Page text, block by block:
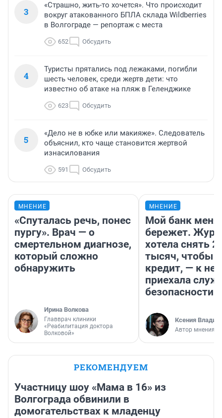
3
«Страшно, жить-то хочется». Что происходит
вокруг атакованного БПЛА склада Wildberries
в Волгограде — репортаж с места
652 Обсудить
4
Туристы прятались под лежаками, погибли
шесть человек, среди жертв дети: что
известно об атаке на пляж в Геленджике
623 Обсудить
5
«Дело не в юбке или макияже». Следователь
объяснил, кто чаще становится жертвой
изнасилования
591 Обсудить
МНЕНИЕ
«Спуталась речь, понес
пургу». Врач — о
смертельном диагнозе,
который сложно
обнаружить
Ирина Волкова
Главврач клиники
«Реабилитация доктора
Волковой»
МНЕНИЕ
Мой банк меня
бережет.
хотела снять
тысяч, чтобы
кредит, — к
приехала
безопасности
Ксения
Автор мнения
РЕКОМЕНДУЕМ
Участницу шоу «Мама в 16» из
Волгограда обвинили в
домогательствах к младенцу